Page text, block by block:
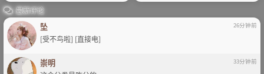
最新评论
坠 26分钟前
[受不鸟啦] [直接电]
崇明 33分钟前